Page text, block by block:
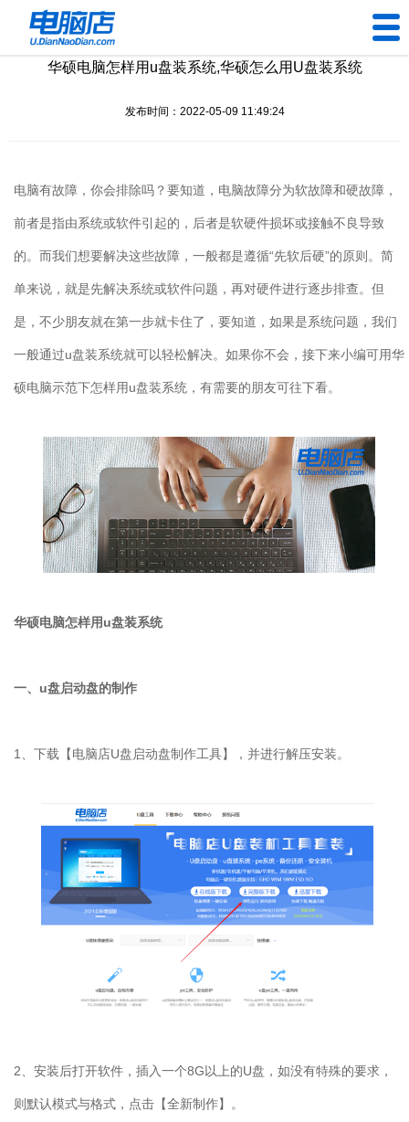
U盘工具
装机问题
电脑问题
华硕电脑怎样用u盘装系统,华硕怎么用U盘装系统
发布时间：2022-05-09 11:49:24
电脑有故障，你会排除吗？要知道，电脑故障分为软故障和硬故障，
前者是指由系统或软件引起的，后者是软硬件损坏或接触不良导致
的。而我们想要解决这些故障，一般都是遵循“先软后硬”的原则。简
单来说，就是先解决系统或软件问题，再对硬件进行逐步排查。但
是，不少朋友就在第一步就卡住了，要知道，如果是系统问题，我们
一般通过u盘装系统就可以轻松解决。如果你不会，接下来小编可用华
硕电脑示范下怎样用u盘装系统，有需要的朋友可往下看。
华硕电脑怎样用u盘装系统
一、u盘启动盘的制作
1、下载【电脑店U盘启动盘制作工具】，并进行解压安装。
2、安装后打开软件，插入一个8G以上的U盘，如没有特殊的要求，
则默认模式与格式，点击【全新制作】。